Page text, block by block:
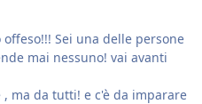
Sei una delle persone
mai nessuno! vai avanti
ma da tutti! e c'è da imparare